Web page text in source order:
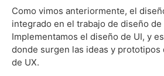
Como vimos anteriormente, el
integrado en el trabajo de diseño de
Implementamos el diseño de UI, y
donde surgen las ideas y prototipos
de UX.